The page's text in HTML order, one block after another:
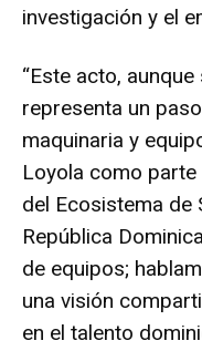
investigación y el
“Este acto,
representa un
maquinaria y
Loyola como
del Ecosistema de
República
de equipos;
una visión
en el talento